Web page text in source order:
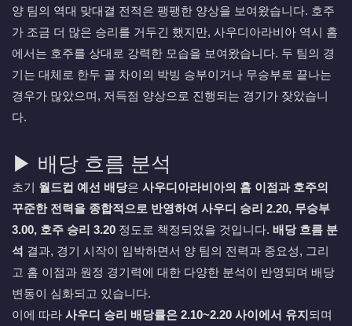
양 팀의 역대 맞대결 전적은 팽팽한 양상을 보여왔습니다. 호주
가 조금 더 많은 승리를 거두긴 했지만, 사우디아라비아 역시 홈
에서는 호주를 상대로 강력한 모습을 보여왔습니다. 두 팀의 경
기는 대체로 한두 골 차이의 박빙 승부이거나 무승부로 끝나는
경우가 많았으며, 저득점 양상으로 진행되는 경기가 잦았습니
다.
▶ 배당 흐름 분석
초기 월드컵 예선 배당은 사우디아라비아의 홈 이점과 호주의
꾸준한 전력을 종합적으로 반영하여 사우디 승리 2.20, 무승부
3.00, 호주 승리 3.20 정도로 책정되었을 것입니다. 배당 흐름 분
석 결과, 경기 시작이 임박하면서 양 팀의 전력과 중요성, 그리
고 홈 이점과 원정 경기력에 대한 다양한 분석이 반영되며 배당
변동이 심화되고 있습니다.
이에 따라 사우디 승리 배당률은 2.10~2.20 사이에서 유지되며